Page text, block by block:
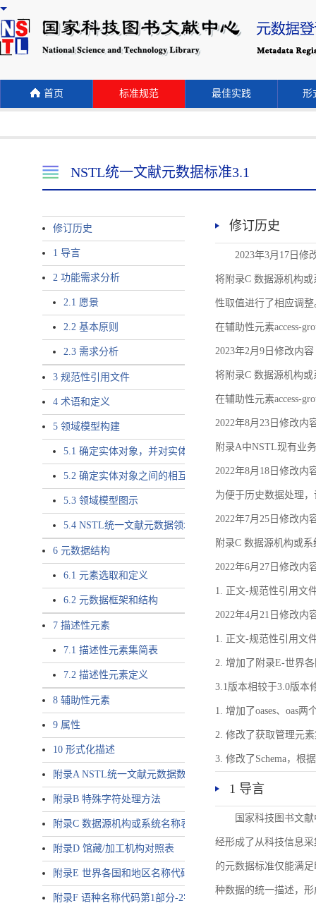
首页 标准规范 最佳实践 形
NSTL统一文献元数据标准3.1
修订历史
1 导言
2 功能需求分析
2.1 愿景
2.2 基本原则
2.3 需求分析
3 规范性引用文件
4 术语和定义
5 领域模型构建
5.1 确定实体对象，并对实体对象命名
5.2 确定实体对象之间的相互关系，定义实体对象之间的
5.3 领域模型图示
5.4 NSTL统一文献元数据领域模型的验证
6 元数据结构
6.1 元素选取和定义
6.2 元数据框架和结构
7 描述性元素
7.1 描述性元素集简表
7.2 描述性元素定义
8 辅助性元素
9 属性
10 形式化描述
附录A NSTL统一文献元数据数据唯一标识符规则
附录B 特殊字符处理方法
附录C 数据源机构或系统名称表
附录D 馆藏/加工机构对照表
附录E 世界各国和地区名称代码-2字母代码（GB/T 2659-
附录F 语种名称代码第1部分-2字母代码（GB/T 4880.1-2005
修订历史
2023年3月17日修
将附录C 数据源机构或
性取值进行了相应调整
在辅助性元素access-
2023年2月9日修改内容
将附录C 数据源机构或
在辅助性元素access-
2022年8月23日修改内
附录A中NSTL现有业
2022年8月18日修改内
为便于历史数据处理
2022年7月25日修改内
附录C 数据源机构或
2022年6月27日修改内
1. 正文-规范性引用文
2022年4月21日修改内
1. 正文-规范性引用文
2. 增加了附录E-世界
3.1版本相较于3.0版本
1. 增加了oases、oas
2. 修改了获取管理元
3. 修改了Schema，根
1 导言
国家科技图书文
经形成了从科技信息
的元数据标准仅能满
种数据的统一描述，